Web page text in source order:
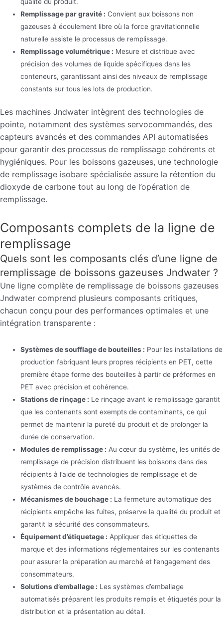
qualité du produit.
Remplissage par gravité : Convient aux boissons non
gazeuses à écoulement libre où la force gravitationnelle
naturelle assiste le processus de remplissage.
Remplissage volumétrique : Mesure et distribue avec
précision des volumes de liquide spécifiques dans les
conteneurs, garantissant ainsi des niveaux de remplissage
constants sur tous les lots de production.
Les machines Jndwater intègrent des technologies de
pointe, notamment des systèmes servocommandés, des
capteurs avancés et des commandes API automatisées
pour garantir des processus de remplissage cohérents et
hygiéniques. Pour les boissons gazeuses, une technologie
de remplissage isobare spécialisée assure la rétention du
dioxyde de carbone tout au long de l’opération de
remplissage.
Composants complets de la ligne de
remplissage
Quels sont les composants clés d’une ligne de
remplissage de boissons gazeuses Jndwater ?
Une ligne complète de remplissage de boissons gazeuses
Jndwater comprend plusieurs composants critiques,
chacun conçu pour des performances optimales et une
intégration transparente :
Systèmes de soufflage de bouteilles : Pour les installations de
production fabriquant leurs propres récipients en PET, cette
première étape forme des bouteilles à partir de préformes en
PET avec précision et cohérence.
Stations de rinçage : Le rinçage avant le remplissage garantit
que les contenants sont exempts de contaminants, ce qui
permet de maintenir la pureté du produit et de prolonger la
durée de conservation.
Modules de remplissage : Au cœur du système, les unités de
remplissage de précision distribuent les boissons dans des
récipients à l’aide de technologies de remplissage et de
systèmes de contrôle avancés.
Mécanismes de bouchage : La fermeture automatique des
récipients empêche les fuites, préserve la qualité du produit et
garantit la sécurité des consommateurs.
Équipement d’étiquetage : Appliquer des étiquettes de
marque et des informations réglementaires sur les contenants
pour assurer la préparation au marché et l’engagement des
consommateurs.
Solutions d’emballage : Les systèmes d’emballage
automatisés préparent les produits remplis et étiquetés pour la
distribution et la présentation au détail.